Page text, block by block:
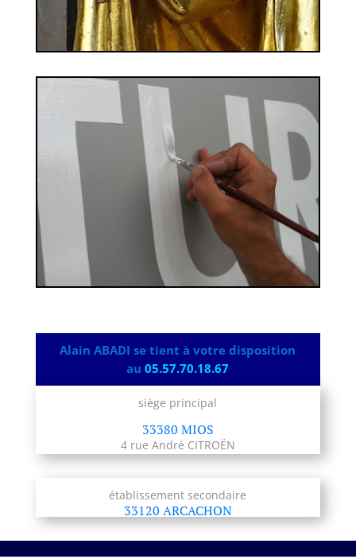
Alain ABADI se tient à votre disposition
au05.57.70.18.67
siège principal
33380 MIOS
4 rue André CITROËN
établissement secondaire
33120 ARCACHON